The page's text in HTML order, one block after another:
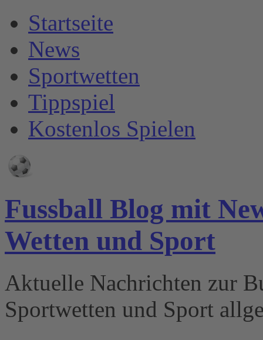
Startseite
News
Sportwetten
Tippspiel
Kostenlos Spielen
Fussball Blog mit
Wetten und Sport
Aktuelle Nachrichten zur
Sportwetten und Sport